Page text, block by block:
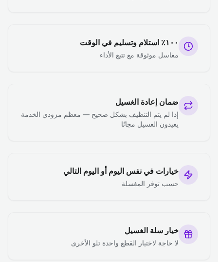
١٠٠٪ استلام وتسليم في الوقت
مغاسل موثوقة مع تتبع الأداء
ضمان إعادة الغسيل
إذا لم يتم التنظيف بشكل صحيح — معظم مزودي الخدمة
يعيدون الغسيل مجانًا
خيارات في نفس اليوم أو اليوم التالي
حسب توفر المغسلة
خيار سلة الغسيل
لا حاجة لاختيار القطع واحدة تلو الأخرى